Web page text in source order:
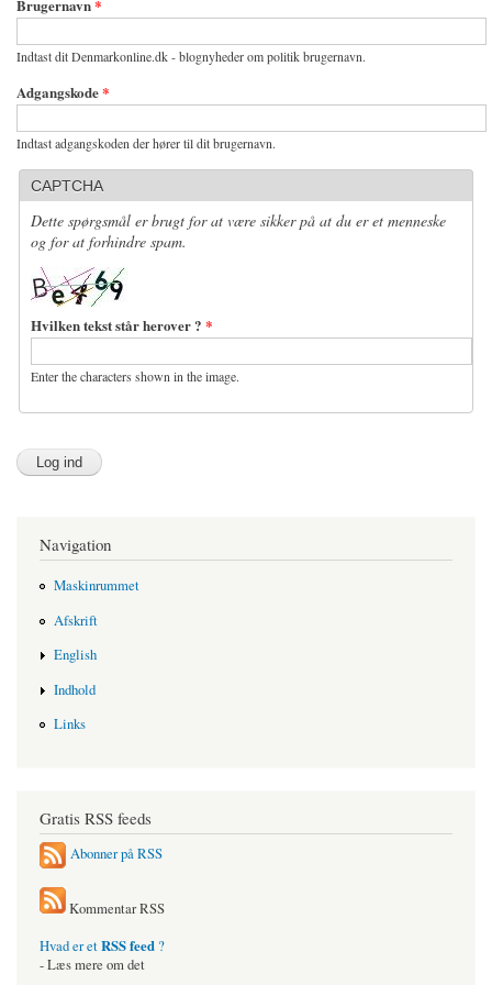
Brugernavn*
Indtast dit Denmarkonline.dk - blognyheder om politik brugernavn.
Adgangskode*
Indtast adgangskoden der hører til dit brugernavn.
CAPTCHA
Dette spørgsmål er brugt for at være sikker på at du er et menneske
og for at forhindre spam.
Hvilken tekst står herover ? *
Enter the characters shown in the image.
Navigation
Maskinrummet
Afskrift
English
Indhold
Links
Gratis RSS feeds
Abonner på RSS
Kommentar RSS
Hvad er etRSS feed ?
- Læs mere om det